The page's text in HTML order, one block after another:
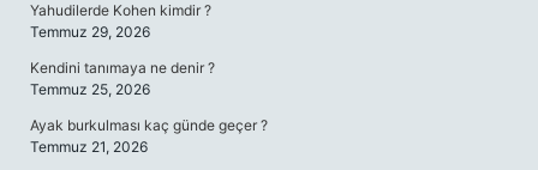
Yahudilerde Kohen kimdir ?
Temmuz 29, 2026
Kendini tanımaya ne denir ?
Temmuz 25, 2026
Ayak burkulması kaç günde geçer ?
Temmuz 21, 2026